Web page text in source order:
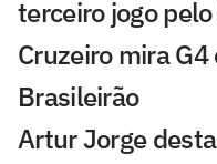
terceiro jogo
Cruzeiro mira
Brasileirão
Artur Jorge